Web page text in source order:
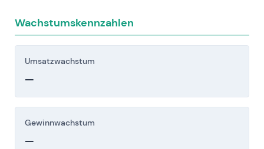
Wachstumskennzahlen
Umsatzwachstum
—
Gewinnwachstum
—